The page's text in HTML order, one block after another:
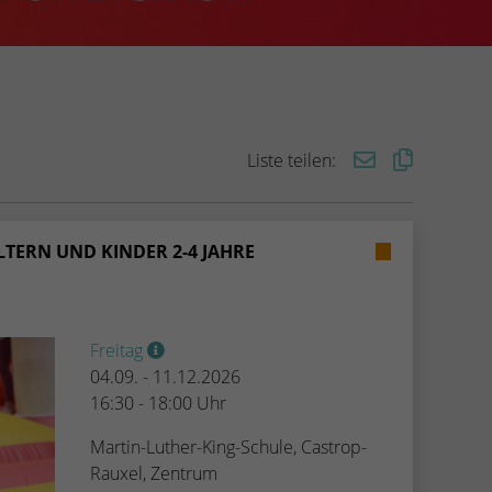
Liste teilen:
UND KINDER 2-4 JAHRE
Freitag
04.09. - 11.12.2026
16:30 - 18:00 Uhr
Martin-Luther-King-Schule, Castrop-
Rauxel, Zentrum